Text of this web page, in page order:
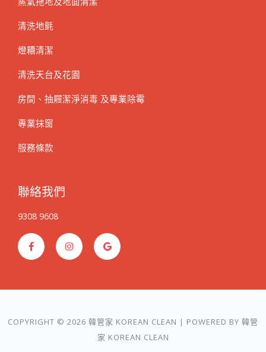
清洗地氈
燈糟清潔
清洗天台及花園
房間、抽屜潔淨消毒 及專業除霉
專業抹窗
服務條款
聯絡我們
9308 9608
F
a
c
e
o
f
I
n
t
r
G
o
o
g
COPYRIGHT © 2026 韓管家 KOREAN CLEAN | POWERED BY 韓管
家 KOREAN CLEAN